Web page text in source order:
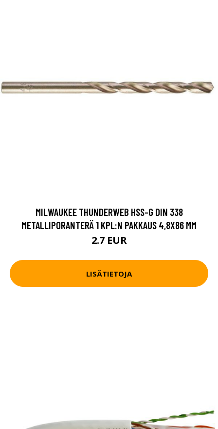
MILWAUKEE THUNDERWEB HSS-G DIN 338
METALLIPORANTERÄ 1 KPL:N PAKKAUS 4,8X86 MM
2.7 EUR
LISÄTIETOJA